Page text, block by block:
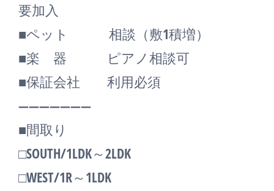
要加入
■ペット 相談（敷1積増）
■楽 器 ピアノ相談可
■保証会社 利用必須
―――――――
■間取り
□SOUTH/1LDK～2LDK
□WEST/1R～1LDK